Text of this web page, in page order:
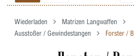
Wiederladen
Matrizen Langwaffen
Ausstoßer / Gewindestangen
Forster /